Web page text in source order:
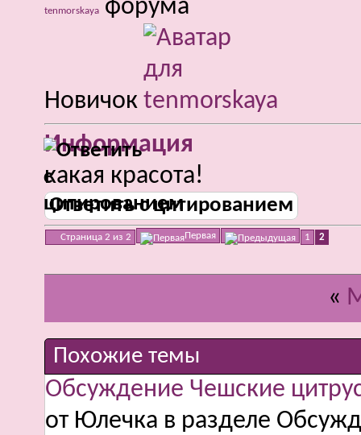
tenmorskaya
Новичок
Информация
какая красота!
Ответить с цитированием
Страница 2 из 2 Первая 1 2
«
Похожие темы
Обсуждение Чешские
от Юлечка в разделе